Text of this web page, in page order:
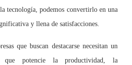
tecnología, podemos convertirlo en una
y llena de satisfacciones.
que buscan destacarse necesitan un
que potencie la productividad, la